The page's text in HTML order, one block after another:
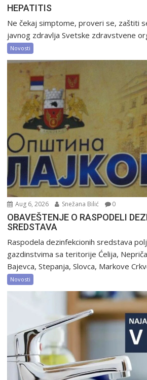
HEPATITIS
Ne čekaj simptome, proveri se, zaštiti
javnog zdravlja Svetske zdravstvene
Novosti
Aug 6, 2026 Snežana Bilić 0
OBAVEŠTENJE O RASPODELI
SREDSTAVA
Raspodela dezinfekcionih sredstava
gazdinstvima sa teritorije Ćelija,
Bajevca, Stepanja, Slovca, Markove
Novosti